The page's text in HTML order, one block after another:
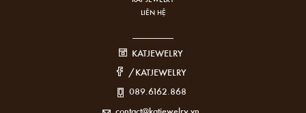
LIÊN HỆ
KATJEWELRY
/KATJEWELRY
089.6162.868